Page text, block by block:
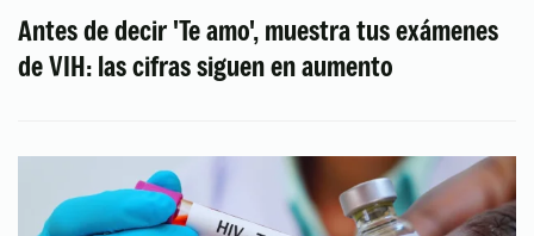
Antes de decir 'Te amo', muestra tus exámenes
de VIH: las cifras siguen en aumento